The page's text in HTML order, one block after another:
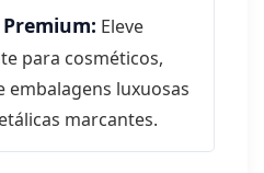
Eleve
para cosméticos,
embalagens luxuosas
marcantes.